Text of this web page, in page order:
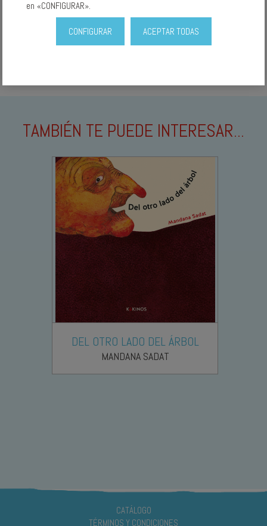
TAMBIÉN TE PUEDE INTERESAR...
DEL OTRO LADO DEL ÁRBOL
MANDANA SADAT
CATÁLOGO
TÉRMINOS Y CONDICIONES
en «CONFIGURAR».
CONFIGURAR ACEPTAR TODAS